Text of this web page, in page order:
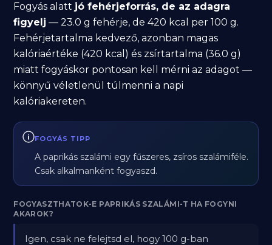
Fogyás alatt jó fehérjeforrás, de az adagra
figyelj — 23.0 g fehérje, de 420 kcal per 100 g.
Fehérjetartalma kedvező, azonban magas
kalóriaértéke (420 kcal) és zsírtartalma (36.0 g)
miatt fogyáskor pontosan kell mérni az adagot —
könnyű véletlenül túlmenni a napi
kalóriakereten.
FOGYÁS TIPP
A paprikás szalámi egy fűszeres, zsíros szalámiféle.
Csak alkalmanként fogyaszd.
FOGYASZTHATOK-E PAPRIKÁS SZALÁMI-T HA FOGYNI
AKAROK?
Igen, csak ne felejtsd el, hogy 100 g-ban